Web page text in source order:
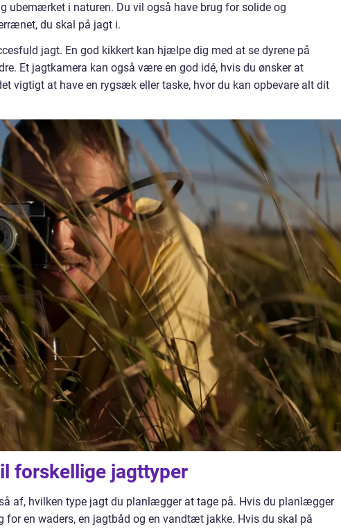
ubemærket i naturen. Du vil også have brug for solide og
du skal på jagt i.
jagt. En god kikkert kan hjælpe dig med at se dyrene på
Et jagtkamera kan også være en god idé, hvis du ønsker at
vigtigt at have en rygsæk eller taske, hvor du kan opbevare alt dit
forskellige jagttyper
af, hvilken type jagt du planlægger at tage på. Hvis du planlægger
for en waders, en jagtbåd og en vandtæt jakke. Hvis du skal på